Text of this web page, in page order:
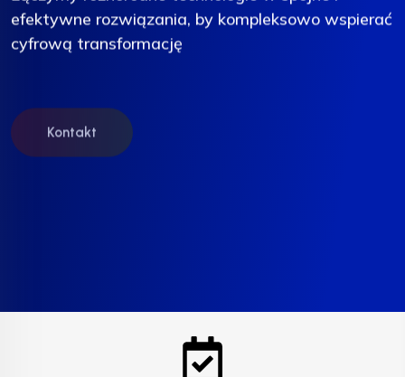
efektywne rozwiązania, by kompleksowo wspierać
cyfrową transformację
Kontakt
efektywne rozwiązania, by kompleksowo wspierać
cyfrową transformację
Kontakt
efektywne rozwiązania, by kompleksowo wspierać
cyfrową transformację
Kontakt